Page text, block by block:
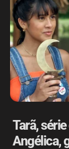
Tarã,
Angélica,